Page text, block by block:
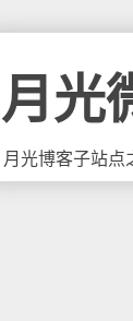
月光
月光博客子站点